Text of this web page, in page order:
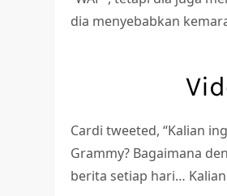
dia menyebabkan
Cardi tweeted, “Kalian
Grammy? Bagaimana
berita setiap hari…